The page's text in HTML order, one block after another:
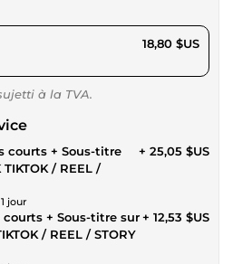
17,32 $US 18,80 $US
à la TVA.
courts + Sous-titre
/ REEL /
jour
+ 25,05 $US
courts + Sous-titre sur
/ REEL / STORY
+ 12,53 $US